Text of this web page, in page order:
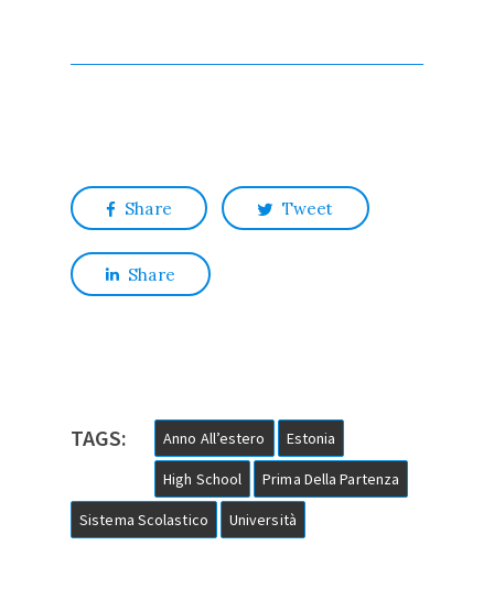
Share Tweet
Share
TAGS: Anno All’estero Estonia
High School Prima Della Partenza
Sistema Scolastico Università